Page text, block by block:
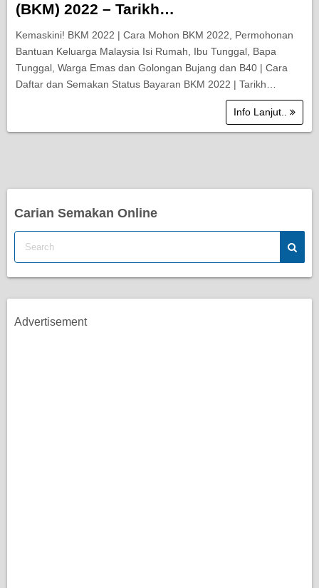
(BKM) 2022 – Tarikh…
Kemaskini! BKM 2022 | Cara Mohon BKM 2022, Permohonan
Bantuan Keluarga Malaysia Isi Rumah, Ibu Tunggal, Bapa
Tunggal, Warga Emas dan Golongan Bujang dan B40 | Cara
Daftar dan Semakan Status Bayaran BKM 2022 | Tarikh…
Info Lanjut..
Carian Semakan Online
Advertisement